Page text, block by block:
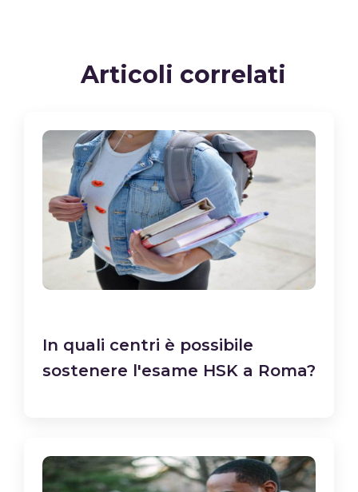
Articoli correlati
In quali centri è possibile
sostenere l'esame HSK a Roma?